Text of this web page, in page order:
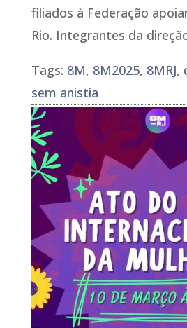
filiados à Federação
Rio. Integrantes da
Tags: 8M, 8M2025, 8MRJ,
sem anistia